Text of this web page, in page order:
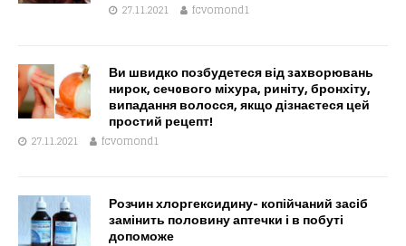
27.11.2021 fcvomond1
Ви швидко позбудетеся від зaxворювань
нирок, сечoвого мiхура, риніту, бронхіту,
випадання волосся, якщо дізнаєтеся цей
простий рецепт!
27.11.2021 fcvomond1
Розчин хлоргексидину- копійчаний засіб
замінить половину аптечки і в побуті
допоможе